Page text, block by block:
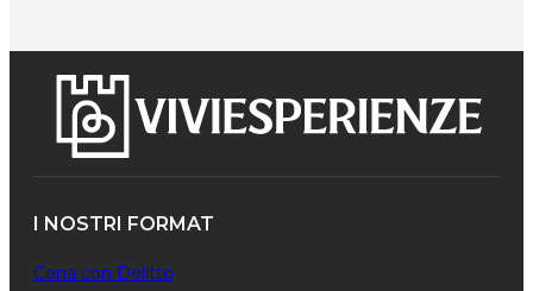
I NOSTRI FORMAT
Cena con Delitto